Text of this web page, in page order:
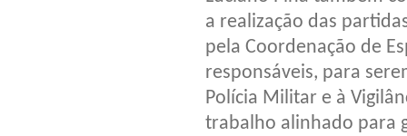
a realização das
pela Coordenação de
responsáveis, para
Polícia Militar e à
trabalho alinhado para